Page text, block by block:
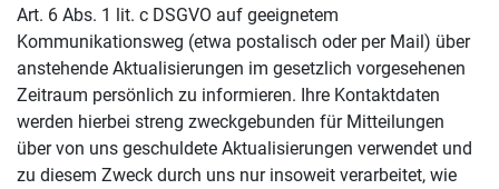
Art. 6 Abs. 1 lit. c DSGVO auf geeignetem
Kommunikationsweg (etwa postalisch oder per Mail) über
anstehende Aktualisierungen im gesetzlich vorgesehenen
Zeitraum persönlich zu informieren. Ihre Kontaktdaten
werden hierbei streng zweckgebunden für Mitteilungen
über von uns geschuldete Aktualisierungen verwendet und
zu diesem Zweck durch uns nur insoweit verarbeitet, wie